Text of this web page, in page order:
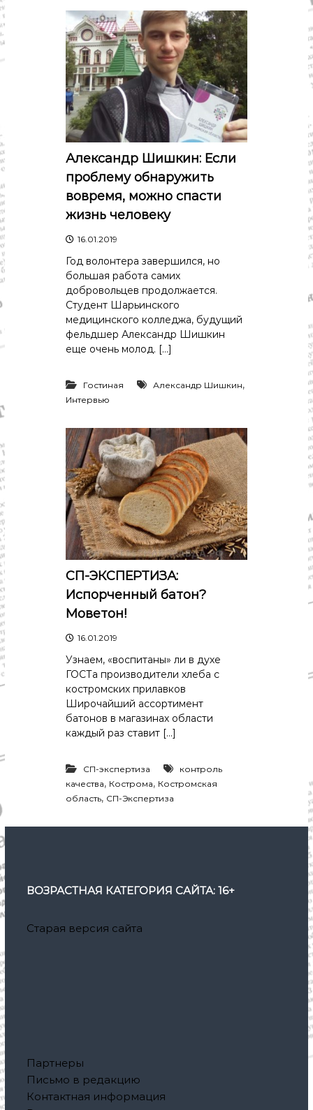
Александр Шишкин: Если
проблему обнаружить
вовремя, можно спасти
жизнь человеку
16.01.2019
Год волонтера завершился, но
большая работа самих
добровольцев продолжается.
Студент Шарьинского
медицинского колледжа, будущий
фельдшер Александр Шишкин
еще очень молод. […]
Гостиная Александр Шишкин,
Интервью
СП-ЭКСПЕРТИЗА:
Испорченный батон?
Моветон!
16.01.2019
Узнаем, «воспитаны» ли в духе
ГОСТа производители хлеба с
костромских прилавков
Широчайший ассортимент
батонов в магазинах области
каждый раз ставит […]
СП-экспертиза
контроль
качества, Кострома, Костромская
область, СП-Экспертиза
ВОЗРАСТНАЯ КАТЕГОРИЯ САЙТА: 16+
Старая версия сайта
Партнеры
Письмо в редакцию
Контактная информация